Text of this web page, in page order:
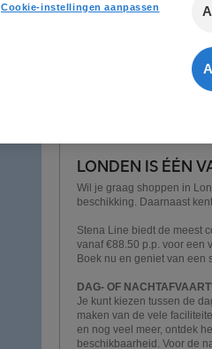
LONDEN IS ÉÉN
Wil je graag shoppen in
beschikking. Daarnaast
Stena Line biedt de meest
vanaf €88.50 p.p. voor een
Boek nu en geniet van een
DAG- OF
Je kunt kiezen tussen de
maken van de vele
en nog veel meer, ontdek
beschikbaarheid. Voor de
Cookie-instellingen aanpassen